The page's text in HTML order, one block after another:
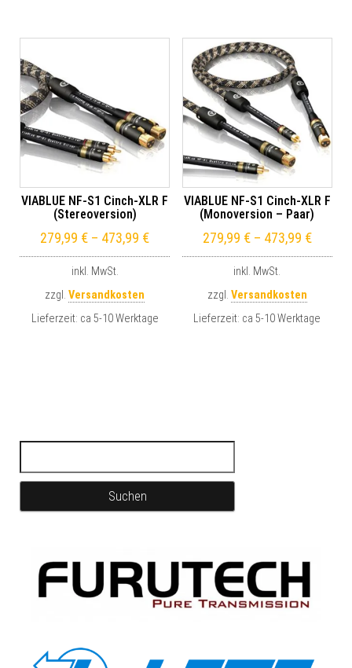
VIABLUE NF-S1 Cinch-XLR F
(Stereoversion)
279,99 € – 473,99 €
inkl. MwSt.
zzgl.Versandkosten
Lieferzeit: ca 5-10 Werktage
VIABLUE NF-S1 Cinch-XLR F
(Monoversion – Paar)
279,99 €– 473,99 €
inkl. MwSt.
zzgl. Versandkosten
Lieferzeit: ca 5-10 Werktage